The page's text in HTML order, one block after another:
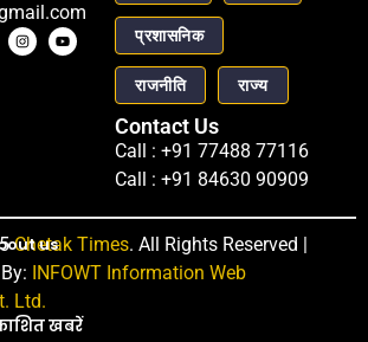
प्रशासनिक
राजनीति राज्य
Contact Us
Call : +91 77488 77116
Call : +91 84630 90909
us
खबरें
Chetak Times. All Rights Reserved |
INFOWT Information Web
Ltd.